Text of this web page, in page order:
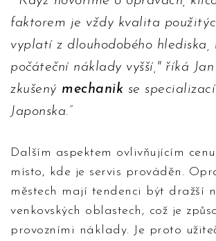
faktorem je vždy kvalita
vyplatí z dlouhodobého hlediska,
počáteční náklady vyšší," říká
zkušený mechanik se
Japonska.
Dalším aspektem ovlivňujícím
místo, kde je servis prováděn.
městech mají tendenci být dražší
venkovských oblastech, což je
provozními náklady. Je proto